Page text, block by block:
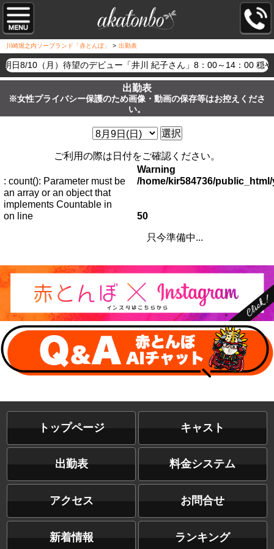
川崎堀之内ソープランド「赤とんぼ」 > 出勤表
日8/10（月）待望のデビュー「井川 紀子さん」8：00～14：00 穏
出勤表
※女性プライバシー保護のため画像・動画の保存等はお控えくださ
い。
選択
ご利用の際は日付をご確認ください。
Warning
: count(): Parameter must be
an array or an object that
implements Countable in
/home/kir584736/
on line 50
只今準備中...
トップページ キャスト
出勤表 料金システム
アクセス お問合せ
新着情報 ランキング